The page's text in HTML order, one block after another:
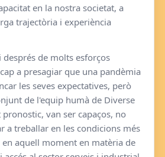
en la nostra societat, a
trajectòria i experiència
de molts esforços
a presagiar que una pandèmia
les seves expectatives, però
de l'equip humà de Diverse
van ser capaços, no
a treballar en les condicions més
aquell moment en matèria de